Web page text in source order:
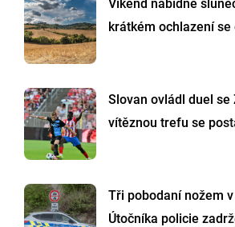
Víkend nabídne
krátkém ochlazení
Slovan ovládl duel se
vítěznou trefu se
Tři pobodaní nožem
Útočníka policie